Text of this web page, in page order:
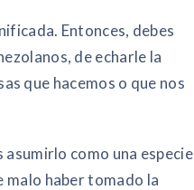
Entonces, debes
de echarle la
que hacemos o que nos
como una especie
malo haber tomado la